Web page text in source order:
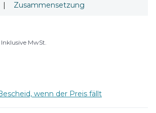
| Zusammensetzung
Inklusive MwSt.
wenn der Preis fällt